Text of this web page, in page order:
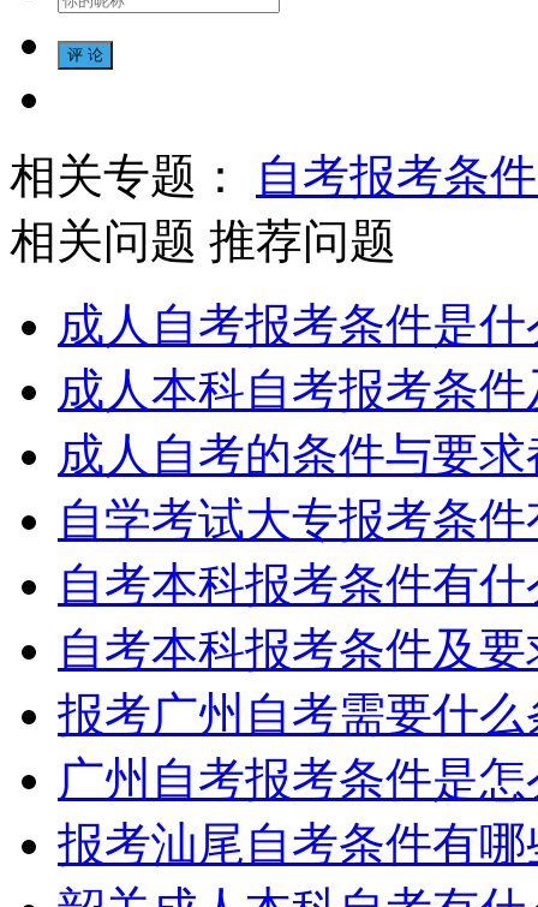
相关专题： 自考报考条件
相关问题 推荐问题
成人自考报考条件是
成人本科自考报考条
成人自考的条件与要
自学考试大专报考条
自考本科报考条件有
自考本科报考条件及
报考广州自考需要什
广州自考报考条件是
报考汕尾自考条件有哪